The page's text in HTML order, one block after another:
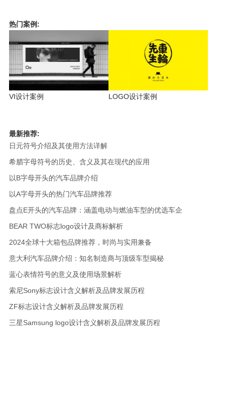
热门案例:
VI设计案例 LOGO设计案例
最新推荐:
日元符号介绍及其使用方法详解
希腊字母符号的历史、含义及其在现代的应用
以B字母开头的汽车品牌介绍
以A字母开头的热门汽车品牌推荐
盘点E开头的汽车品牌：涵盖电动与燃油车型的优选车企
BEAR TWO标志logo设计及商标解析
2024全球十大箱包品牌推荐，时尚与实用兼备
意大利汽车品牌介绍：知名制造商与顶级车型揭秘
蓝心表情符号的意义及使用场景解析
索尼Sony标志设计含义解析及品牌发展历程
ZF标志设计含义解析及品牌发展历程
三星Samsung logo设计含义解析及品牌发展历程